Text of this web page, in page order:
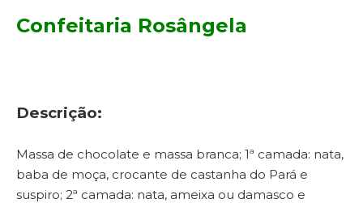
Confeitaria Rosângela
Descrição:
Massa de chocolate e massa branca; 1ª camada: nata,
baba de moça, crocante de castanha do Pará e
suspiro; 2ª camada: nata, ameixa ou damasco e